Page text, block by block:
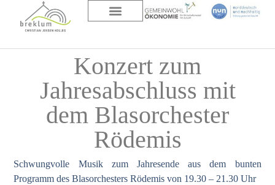
Konzert zum
Jahresabschluss mit
dem Blasorchester
Rödemis
Schwungvolle Musik zum Jahresende aus dem bunten
Programm des Blasorchesters Rödemis von 19.30 – 21.30 Uhr